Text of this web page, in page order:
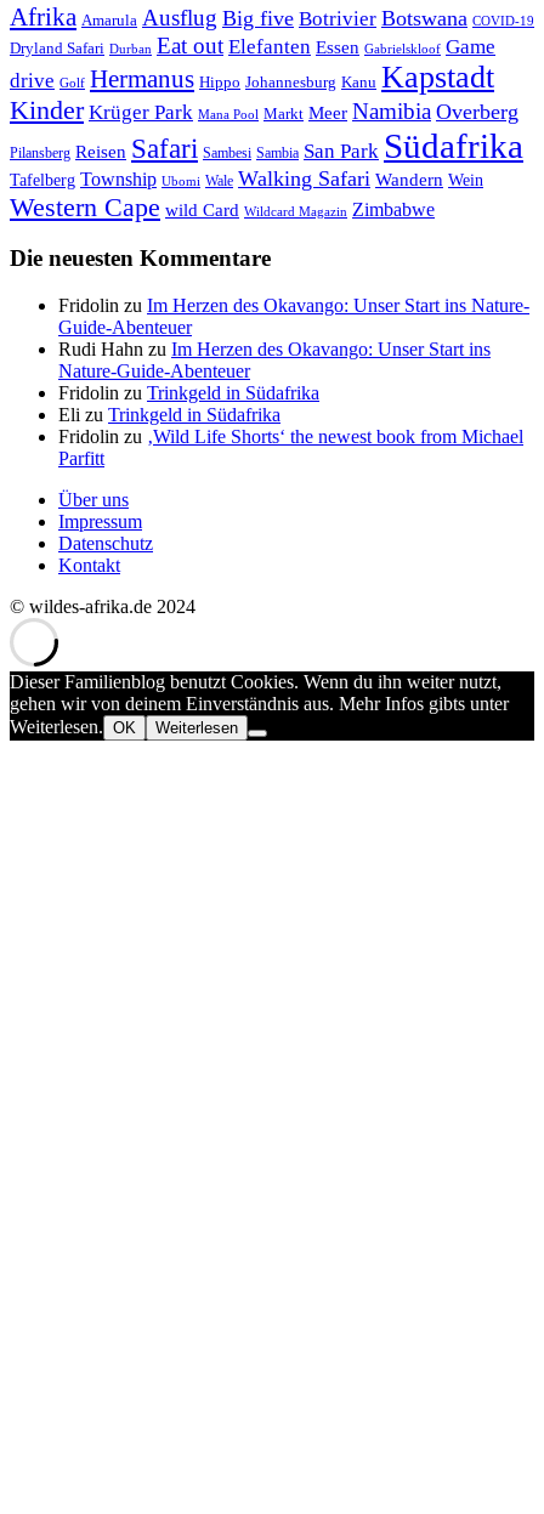
Afrika Amarula Ausflug Big five Botrivier Botswana COVID-19
Dryland Safari Durban Eat out Elefanten Essen Gabrielskloof Game
drive Golf Hermanus Hippo Johannesburg Kanu Kapstadt
Kinder Krüger Park Mana Pool Markt Meer Namibia Overberg
Pilansberg Reisen Safari Sambesi Sambia San Park Südafrika
Tafelberg Township Ubomi Wale Walking Safari Wandern Wein
Western Cape wild Card Wildcard Magazin Zimbabwe
Die neuesten Kommentare
Fridolin zu Im Herzen des Okavango: Unser Start ins Nature-
Guide-Abenteuer
Rudi Hahn zu Im Herzen des Okavango: Unser Start ins
Nature-Guide-Abenteuer
Fridolin zu Trinkgeld in Südafrika
Eli zu Trinkgeld in Südafrika
Fridolin zu ‚Wild Life Shorts‘ the newest book from Michael
Parfitt
Über uns
Impressum
Datenschutz
Kontakt
© wildes-afrika.de 2024
Dieser Familienblog benutzt Cookies. Wenn du ihn weiter nutzt,
gehen wir von deinem Einverständnis aus. Mehr Infos gibts unter
Weiterlesen. OK Weiterlesen